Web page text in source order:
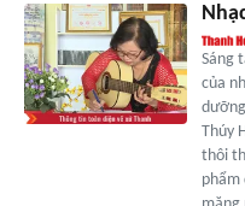
Sáng
của
Thúy
thôi
phẩm